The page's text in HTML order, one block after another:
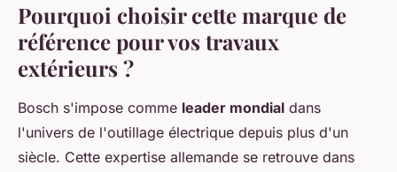
Pourquoi choisir cette marque de
référence pour vos travaux
extérieurs ?
Bosch s'impose comme leader mondial dans
l'univers de l'outillage électrique depuis plus d'un
siècle. Cette expertise allemande se retrouve dans